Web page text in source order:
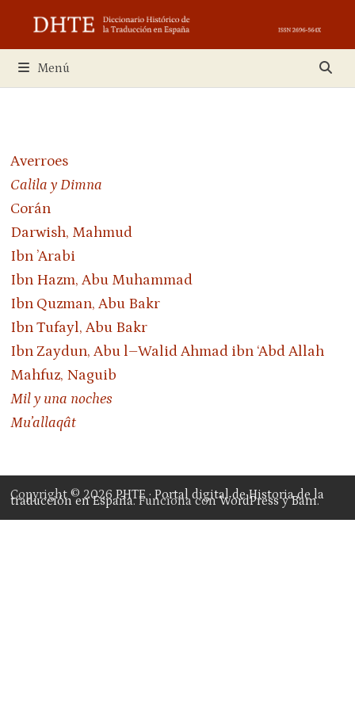
contenido
Menú
Averroes
Calila y Dimna
Corán
Darwish, Mahmud
Ibn ’Arabi
Ibn Hazm, Abu Muhammad
Ibn Quzman, Abu Bakr
Ibn Tufayl, Abu Bakr
Ibn Zaydun, Abu l–Walid Ahmad ibn ‘Abd Allah
Mahfuz, Naguib
Mil y una noches
Mu’allaqât
Copyright © 2026PHTE · Portal digital de Historia de la
traducción en España. Funciona conWordPressyBam.